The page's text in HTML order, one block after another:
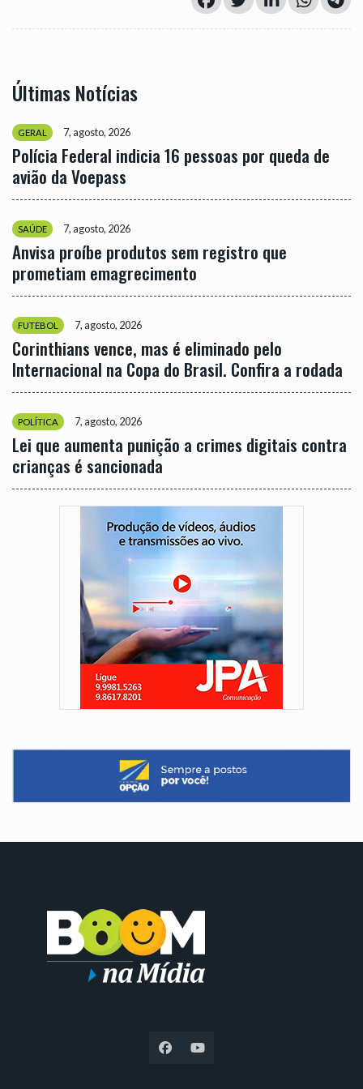
Últimas Notícias
GERAL 7, agosto, 2026
Polícia Federal indicia 16 pessoas por queda de
avião da Voepass
SAÚDE 7, agosto, 2026
Anvisa proíbe produtos sem registro que
prometiam emagrecimento
FUTEBOL 7, agosto, 2026
Corinthians vence, mas é eliminado pelo
Internacional na Copa do Brasil. Confira a rodada
POLÍTICA 7, agosto, 2026
Lei que aumenta punição a crimes digitais contra
crianças é sancionada